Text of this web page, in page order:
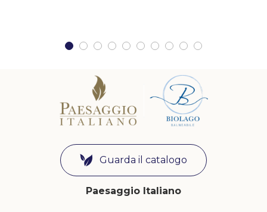
Guarda il catalogo
Paesaggio Italiano